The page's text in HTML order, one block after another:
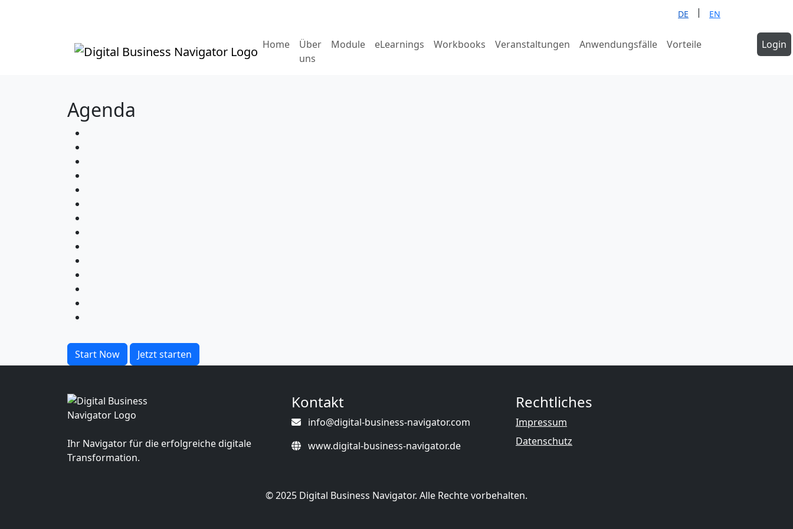
DE | EN
Home
Über
uns
Module eLearnings Workbooks Veranstaltungen Anwendungsfälle Vorteile Login
Agenda
Start Now Jetzt starten
Ihr Navigator für die erfolgreiche digitale
Transformation.
Kontakt
info@digital-business-navigator.com
www.digital-business-navigator.de
Rechtliches
Impressum
Datenschutz
© 2025 Digital Business Navigator. Alle Rechte vorbehalten.